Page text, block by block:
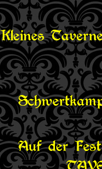
Kleines
Auf der